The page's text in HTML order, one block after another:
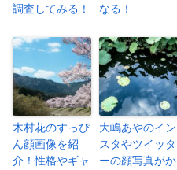
調査してみる！
なる！
木村花のすっぴ
ん顔画像を紹
介！性格やギャ
大嶋あやのイン
スタやツイッタ
ーの顔写真がか